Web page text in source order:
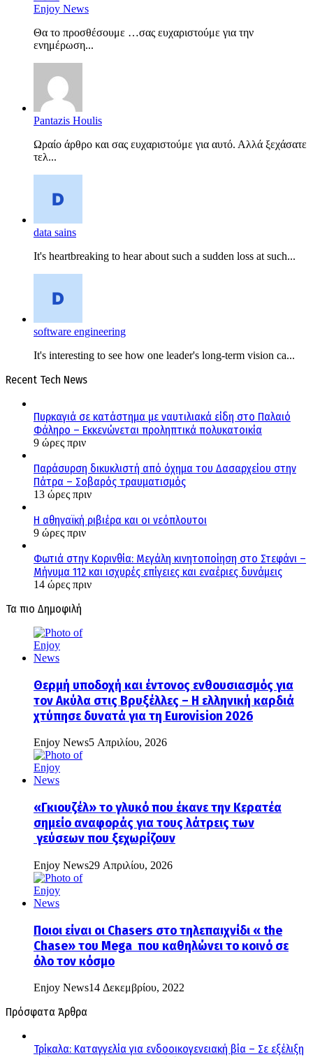
Enjoy News
Θα το προσθέσουμε …σας ευχαριστούμε για την
ενημέρωση...
Pantazis Houlis
Ωραίο άρθρο και σας ευχαριστούμε για αυτό. Αλλά ξεχάσατε
τελ...
data sains
It's heartbreaking to hear about such a sudden loss at such...
software engineering
It's interesting to see how one leader's long-term vision ca...
Recent Tech News
Πυρκαγιά σε κατάστημα με ναυτιλιακά είδη στο Παλαιό
Φάληρο – Εκκενώνεται προληπτικά πολυκατοικία
9 ώρες πριν
Παράσυρση δικυκλιστή από όχημα του Δασαρχείου στην
Πάτρα – Σοβαρός τραυματισμός
13 ώρες πριν
Η αθηναϊκή ριβιέρα και οι νεόπλουτοι
9 ώρες πριν
Φωτιά στην Κορινθία: Μεγάλη κινητοποίηση στο Στεφάνι –
Μήνυμα 112 και ισχυρές επίγειες και εναέριες δυνάμεις
14 ώρες πριν
Τα πιο Δημοφιλή
Θερμή υποδοχή και έντονος ενθουσιασμός για
τον Ακύλα στις Βρυξέλλες – Η ελληνική καρδιά
χτύπησε δυνατά για τη Eurovision 2026
Enjoy News5 Απριλίου, 2026
«Γκιουζέλ» το γλυκό που έκανε την Κερατέα
σημείο αναφοράς για τους λάτρεις των
γεύσεων που ξεχωρίζουν
Enjoy News29 Απριλίου, 2026
Ποιοι είναι οι Chasers στο τηλεπαιχνίδι « the
Chase» του Mega που καθηλώνει το κοινό σε
όλο τον κόσμο
Enjoy News14 Δεκεμβρίου, 2022
Πρόσφατα Άρθρα
Τρίκαλα: Καταγγελία για ενδοοικογενειακή βία – Σε εξέλιξη